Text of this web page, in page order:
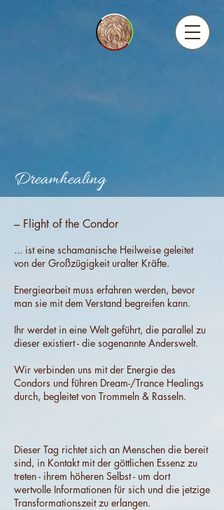
Dreamhealing
– Flight of the Condor
... ist eine schamanische Heilweise geleitet
von der Großzügigkeit uralter Kräfte.
Energiearbeit muss erfahren werden, bevor
man sie mit dem Verstand begreifen kann.
Ihr werdet in eine Welt geführt, die parallel zu
dieser existiert - die sogenannte Anderswelt.
Wir verbinden uns mit der Energie des
Condors und führen Dream-/Trance Healings
durch, begleitet von Trommeln & Rasseln.
Dieser Tag richtet sich an Menschen die bereit
sind, in Kontakt mit der göttlichen Essenz zu
treten - ihrem höheren Selbst - um dort
wertvolle Informationen für sich und die jetzige
Transformationszeit zu erlangen.